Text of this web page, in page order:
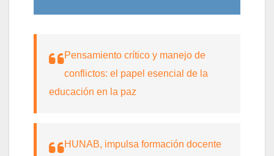
Pensamiento crítico y manejo de
conflictos: el papel esencial de la
educación en la paz
HUNAB, impulsa formación docente